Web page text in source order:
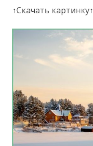
↑Скачать картинку↑